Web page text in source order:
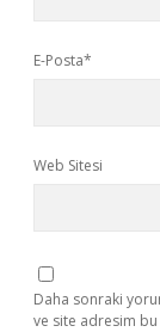
E-Posta*
Web Sitesi
Daha sonraki
ve site adresim bu